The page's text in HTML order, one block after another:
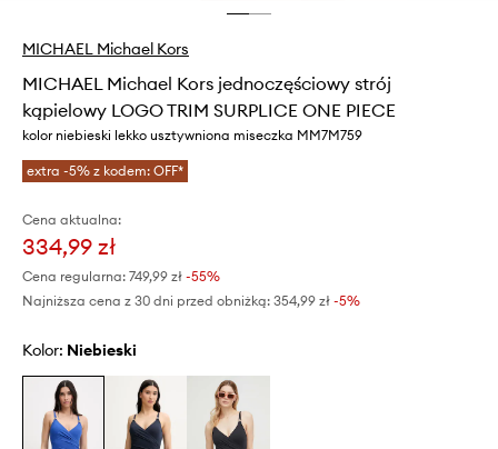
MICHAEL Michael Kors
MICHAEL Michael Kors jednoczęściowy strój
kąpielowy LOGO TRIM SURPLICE ONE PIECE
kolor niebieski lekko usztywniona miseczka MM7M759
extra -5% z kodem: OFF*
Cena aktualna:
334,99 zł
Cena regularna: 749,99 zł -55%
Najniższa cena z 30 dni przed obniżką: 354,99 zł -5%
Kolor: niebieski